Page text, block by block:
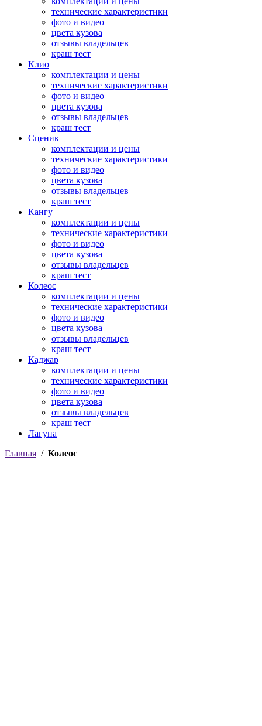
технические характеристики
фото и видео
цвета кузова
отзывы владельцев
краш тест
Клио
комплектации и цены
технические характеристики
фото и видео
цвета кузова
отзывы владельцев
краш тест
Сценик
комплектации и цены
технические характеристики
фото и видео
цвета кузова
отзывы владельцев
краш тест
Кангу
комплектации и цены
технические характеристики
фото и видео
цвета кузова
отзывы владельцев
краш тест
Колеос
комплектации и цены
технические характеристики
фото и видео
цвета кузова
отзывы владельцев
краш тест
Каджар
комплектации и цены
технические характеристики
фото и видео
цвета кузова
отзывы владельцев
краш тест
Лагуна
Главная / Колеос